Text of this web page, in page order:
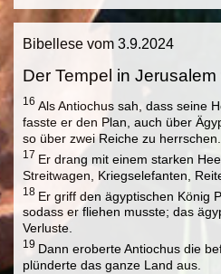
Bibellese vom 3.9.2024
Der Tempel in
16 Als Antiochus sah, dass seine
fasste er den Plan, auch über
so über zwei Reiche zu herrschen.
17 Er drang mit einem starken
Streitwagen, Kriegselefanten,
18 Er griff den ägyptischen König
sodass er fliehen musste; das
Verluste.
19 Dann eroberte Antiochus die
plünderte das ganze Land aus.